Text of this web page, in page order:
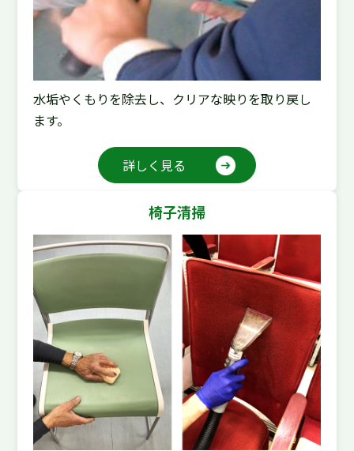
水垢やくもりを除去し、クリアな映りを取り戻し
ます。
詳しく見る
椅子清掃